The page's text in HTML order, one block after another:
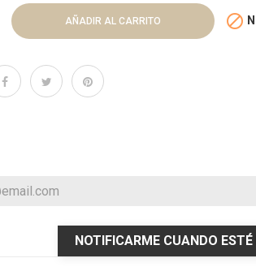
AÑADIR AL CARRITO 
NOTIFICARME CUANDO